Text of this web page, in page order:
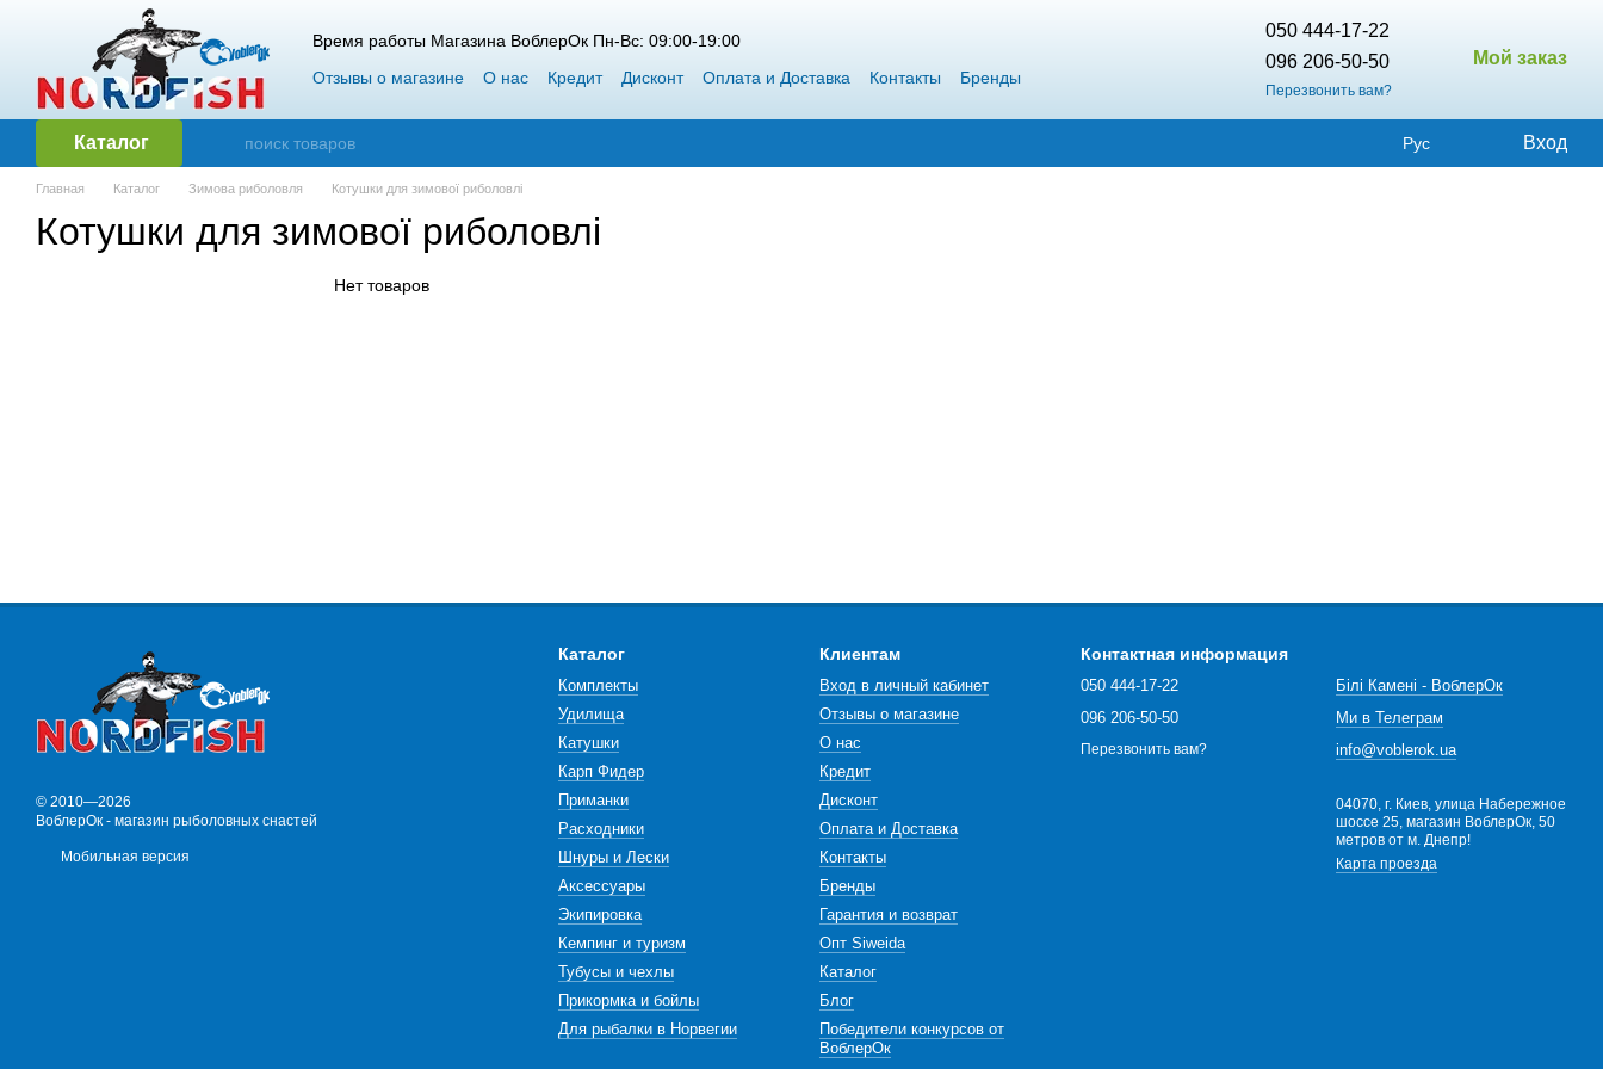
Перейти к основному контенту
Время работы Магазина ВоблерОк Пн-Вс: 09:00-19:00
Отзывы о магазине
О нас Кредит Дисконт Оплата и Доставка Контакты
Бренды
050 444-17-22
096 206-50-50
Перезвонить вам?
Мой заказ
Каталог Рус Вход
Главная Каталог Зимова риболовля Котушки для зимової риболовлі
Котушки для зимової риболовлі
Нет товаров
© 2010—2026
ВоблерОк - магазин рыболовных снастей
Мобильная версия
Каталог
Комплекты
Удилища
Катушки
Карп Фидер
Приманки
Расходники
Шнуры и Лески
Аксессуары
Экипировка
Кемпинг и туризм
Тубусы и чехлы
Прикормка и бойлы
Для рыбалки в Норвегии
Клиентам
Вход в личный кабинет
Отзывы о магазине
О нас
Кредит
Дисконт
Оплата и Доставка
Контакты
Бренды
Гарантия и возврат
Опт Siweida
Каталог
Блог
Победители конкурсов от
ВоблерОк
Контактная информация
050 444-17-22
096 206-50-50
Перезвонить вам?
Білі Камені - ВоблерОк
Ми в Телеграм
info@voblerok.ua
04070, г. Киев, улица Набережное
шоссе 25, магазин ВоблерОк, 50
метров от м. Днепр!
Карта проезда